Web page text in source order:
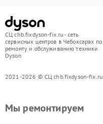
СЦ chb.fixdyson-fix.ru - сеть
сервисных центров в Чебоксарах по
ремонту и обслуживанию техники
Dyson
2021-2026 © СЦ chb.fixdyson-fix.ru
Мы ремонтируем